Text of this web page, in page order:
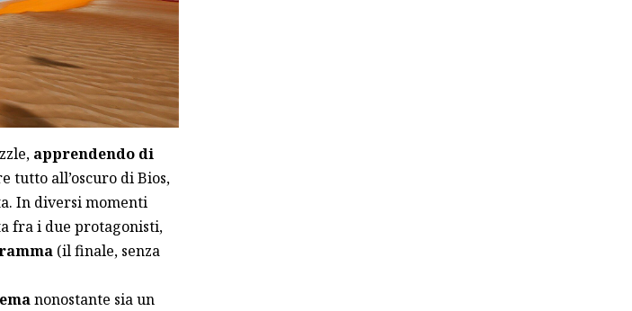
apprendendo di
tutto all’oscuro di Bios,
In diversi momenti
fra i due protagonisti,
(il finale, senza
nonostante sia un